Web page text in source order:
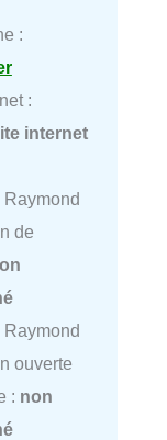
:
:
internet
Raymond
de
Raymond
ouverte
: non